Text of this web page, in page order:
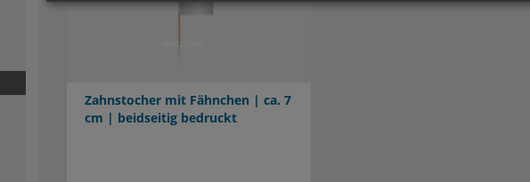
Zahnstocher mit Fähnchen | ca. 7
cm | beidseitig bedruckt